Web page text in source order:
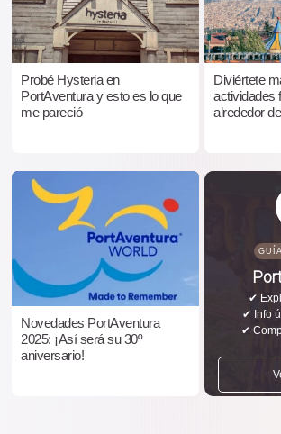
Probé Hysteria en
PortAventura y esto es lo que
me pareció
Diviértete
actividades
alrededor
Novedades PortAventura
2025: ¡Así será su 30º
aniversario!
✔
✔ Info
✔